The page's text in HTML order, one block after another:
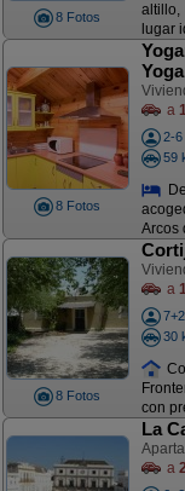
8 Fotos
altillo,
lugar
8 Fotos
Yoga
a
2-6
59
Arcos
8 Fotos
a
30
con
La
a